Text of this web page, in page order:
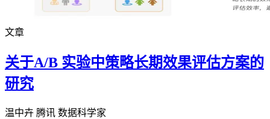
文章
关于A/B 实验中策略长期效果评估方案的
研究
温中卉 腾讯 数据科学家